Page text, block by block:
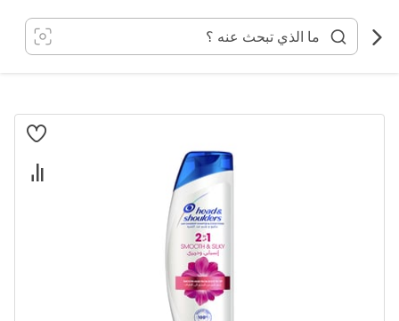
المحتوى
انتقل